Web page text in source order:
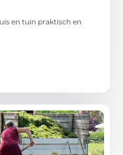
en tuin praktisch en